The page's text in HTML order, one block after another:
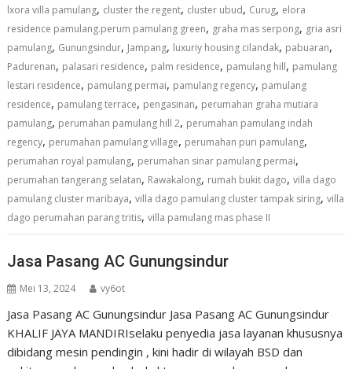
lxora villa pamulang, cluster the regent, cluster ubud, Curug, elora
residence pamulang.perum pamulang green, graha mas serpong, gria asri
pamulang, Gunungsindur, Jampang, luxuriy housing cilandak, pabuaran,
Padurenan, palasari residence, palm residence, pamulang hill, pamulang
lestari residence, pamulang permai, pamulang regency, pamulang
residence, pamulang terrace, pengasinan, perumahan graha mutiara
pamulang, perumahan pamulang hill 2, perumahan pamulang indah
regency, perumahan pamulang village, perumahan puri pamulang,
perumahan royal pamulang, perumahan sinar pamulang permai,
perumahan tangerang selatan, Rawakalong, rumah bukit dago,villa dago
pamulang cluster maribaya,villa dago pamulang cluster tampak siring,villa
dago perumahan parang tritis,villa pamulang mas phase II
Jasa Pasang AC Gunungsindur
Mei 13, 2024 vy6ot
Jasa Pasang AC Gunungsindur Jasa Pasang AC Gunungsindur
KHALIF JAYA MANDIRIselaku penyedia jasa layanan khususnya
dibidang mesin pendingin , kini hadir di wilayah BSD dan